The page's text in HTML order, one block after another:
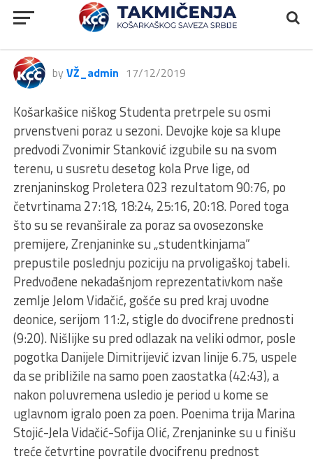
1ŽLS, Student – Proleter 023,
76:90
by VŽ_admin 17/12/2019
Košarkašice niškog Studenta pretrpele su osmi
prvenstveni poraz u sezoni. Devojke koje sa klupe
predvodi Zvonimir Stanković izgubile su na svom
terenu, u susretu desetog kola Prve lige, od
zrenjaninskog Proletera 023 rezultatom 90:76, po
četvrtinama 27:18, 18:24, 25:16, 20:18. Pored toga
što su se revanširale za poraz sa ovosezonske
premijere, Zrenjaninke su „studentkinjama“
prepustile poslednju poziciju na prvoligaškoj tabeli.
Predvođene nekadašnjom reprezentativkom naše
zemlje Jelom Vidačić, gošće su pred kraj uvodne
deonice, serijom 11:2, stigle do dvocifrene prednosti
(9:20). Nišlijke su pred odlazak na veliki odmor, posle
pogotka Danijele Dimitrijević izvan linije 6.75, uspele
da se približile na samo poen zaostatka (42:43), a
nakon poluvremena usledio je period u kome se
uglavnom igralo poen za poen. Poenima trija Marina
Stojić-Jela Vidačić-Sofija Olić, Zrenjaninke su u finišu
treće četvrtine povratile dvocifrenu prednost